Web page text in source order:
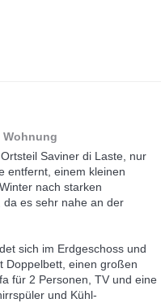
Wohnung
Saviner di Laste, nur
entfernt, einem kleinen
nach starken
es sehr nahe an der
sich im Erdgeschoss und
Doppelbett, einen großen
für 2 Personen, TV und eine
und Kühl-